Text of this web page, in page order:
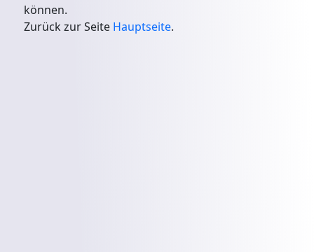
können.
Zurück zur Seite Hauptseite.